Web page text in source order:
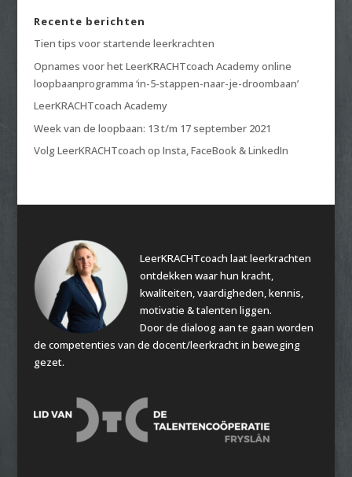
Recente berichten
Tien tips voor startende leerkrachten
Opnames voor het LeerKRACHTcoach Academy online
loopbaanprogramma ‘in-5-stappen-naar-je-droombaan’
LeerKRACHTcoach Academy
Week van de loopbaan: 13 t/m 17 september 2021
Volg LeerKRACHTcoach op Insta, FaceBook & LinkedIn
LeerKRACHTcoach laat leerkrachten
ontdekken waar hun kracht,
kwaliteiten, vaardigheden, kennis,
motivatie & talenten liggen.
Door de dialoog aan te gaan worden
de competenties van de docent/leerkracht in beweging
gezet.